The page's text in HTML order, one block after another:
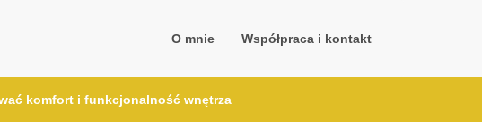
O mnie Współpraca i kontakt
komfort i funkcjonalność wnętrza